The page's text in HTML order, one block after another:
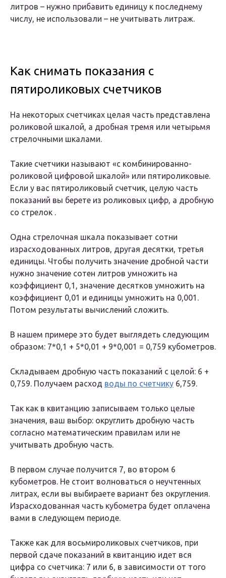
литров – нужно прибавить единицу к последнему
числу, не использовали – не учитывать литраж.
Как снимать показания с
пятироликовых счетчиков
На некоторых счетчиках целая часть представлена
роликовой шкалой, а дробная тремя или четырьмя
стрелочными шкалами.
Такие счетчики называют «с комбинированно-
роликовой цифровой шкалой» или пятироликовые.
Если у вас пятироликовый счетчик, целую часть
показаний вы берете из роликовых цифр, а дробную
со стрелок .
Одна стрелочная шкала показывает сотни
израсходованных литров, другая десятки, третья
единицы. Чтобы получить значение дробной части
нужно значение сотен литров умножить на
коэффициент 0,1, значение десятков умножить на
коэффициент 0,01 и единицы умножить на 0,001.
Потом результаты вычислений сложить.
В нашем примере это будет выглядеть следующим
образом: 7*0,1 + 5*0,01 + 9*0,001 = 0,759 кубометров.
Складываем дробную часть показаний с целой: 6 +
0,759. Получаем расход воды по счетчику 6,759.
Так как в квитанцию записываем только целые
значения, ваш выбор: округлить дробную часть
согласно математическим правилам или не
учитывать дробную часть.
В первом случае получится 7, во втором 6
кубометров. Не стоит волноваться о неучтенных
литрах, если вы выбираете вариант без округления.
Израсходованная часть кубометра будет оплачена
вами в следующем периоде.
Также как для восьмироликовых счетчиков, при
первой сдаче показаний в квитанцию идет вся
цифра со счетчика: 7 или 6, в зависимости от того